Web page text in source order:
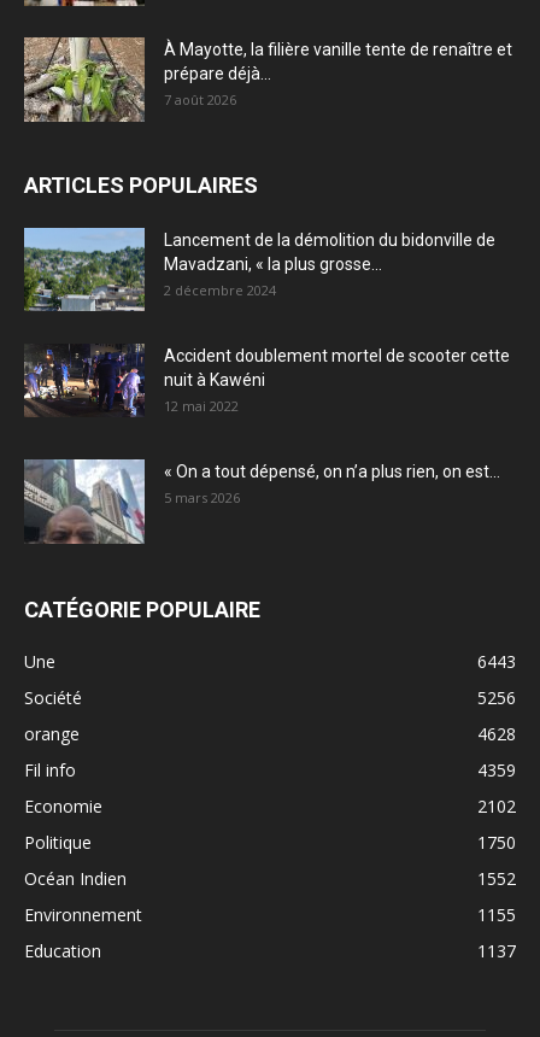
À Mayotte, la filière vanille tente de renaître et
prépare déjà...
7 août 2026
ARTICLES POPULAIRES
Lancement de la démolition du bidonville de
Mavadzani, « la plus grosse...
2 décembre 2024
Accident doublement mortel de scooter cette
nuit à Kawéni
12 mai 2022
« On a tout dépensé, on n’a plus rien, on est...
5 mars 2026
CATÉGORIE POPULAIRE
Une
6443
Société
5256
orange
4628
Fil info
4359
Economie
2102
Politique
1750
Océan Indien
1552
Environnement
1155
Education
1137